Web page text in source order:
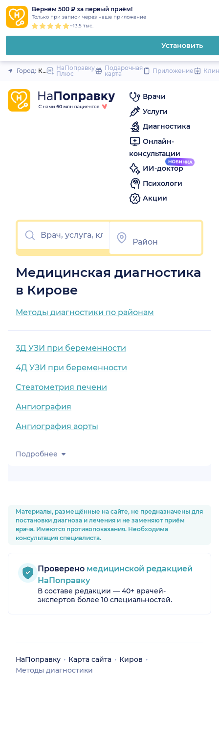
Вернём 500 ₽ за первый приём!
Только при записи через наше приложение
~13.5 тыс.
Установить
Закрыть
Город: КировНаПоправку
Плюс
Подарочная
карта
Приложение
Врачи
Услуги
Диагностика
Онлайн-
консультации
ИИ-доктор
Психологи
Акции
Медицинская диагностика
в Кирове
Методы диагностики по районам
3Д УЗИ при беременности
4Д УЗИ при беременности
Cтеатометрия печени
Ангиография
Ангиография аорты
Подробнее
Материалы, размещённые на сайте, не предназначены для
постановки диагноза и лечения и не заменяют приём
врача. Имеются противопоказания. Необходима
консультация специалиста.
Проверено медицинской редакцией
НаПоправку
В составе редакции — 40+ врачей-
экспертов более 10 специальностей.
НаПоправку Карта сайта
Киров
Методы диагностики